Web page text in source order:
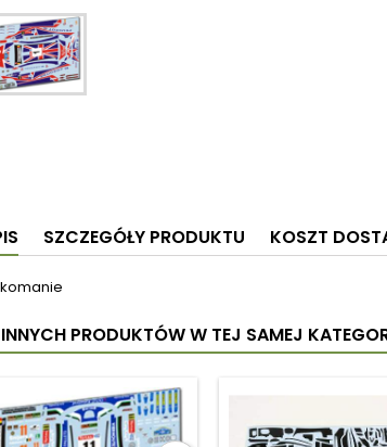
SZCZEGÓŁY PRODUKTU KOSZT
PRODUKTÓW W TEJ SAMEJ